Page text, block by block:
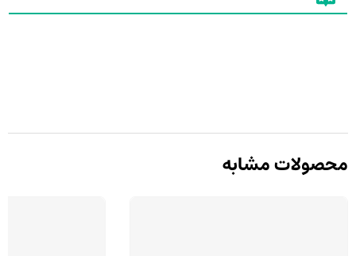
محصولات مشابه